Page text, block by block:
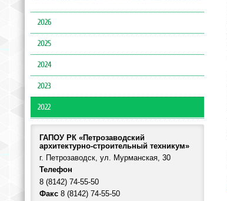
2026
2025
2024
2023
2022
ГАПОУ РК «Петрозаводский
архитектурно-строительный техникум»
г. Петрозаводск, ул. Мурманская, 30
Телефон
8 (8142) 74-55-50
Факс 8 (8142) 74-55-50